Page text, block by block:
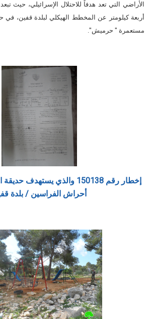
الأراضي التي تعد هدفاً للاحتلال الإسرائيلي، حيث
أربعة كيلومتر عن المخطط الهيكلي لبلدة قفين، في
مستعمرة " حرميش".
إخطار رقم 150138 والذي
أحراش الفراسين / بلدة